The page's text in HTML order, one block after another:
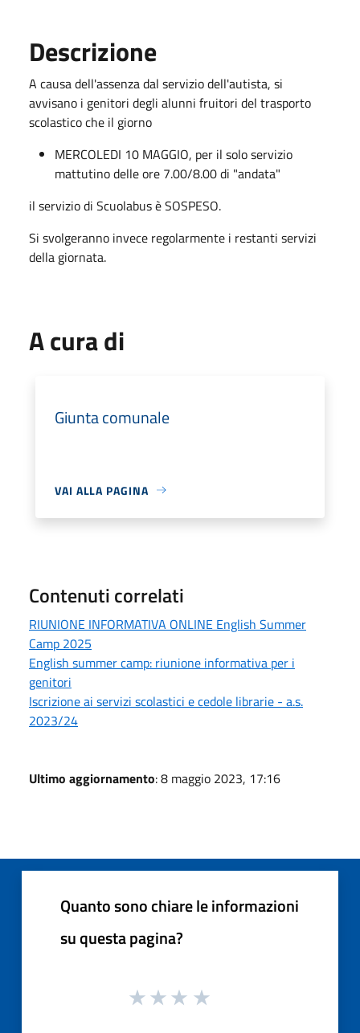
Descrizione
A causa dell'assenza dal servizio dell'autista, si
avvisano i genitori degli alunni fruitori del trasporto
scolastico che il giorno
MERCOLEDI 10 MAGGIO, per il solo servizio
mattutino delle ore 7.00/8.00 di "andata"
il servizio di Scuolabus è SOSPESO.
Si svolgeranno invece regolarmente i restanti servizi
della giornata.
A cura di
Giunta comunale
VAI ALLA PAGINA
Contenuti correlati
RIUNIONE INFORMATIVA ONLINE English Summer
Camp 2025
English summer camp: riunione informativa per i
genitori
Iscrizione ai servizi scolastici e cedole librarie - a.s.
2023/24
Ultimo aggiornamento: 8 maggio 2023, 17:16
Quanto sono chiare le informazioni
su questa pagina?